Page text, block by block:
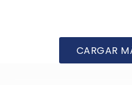
CARGAR